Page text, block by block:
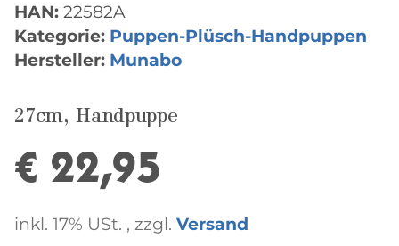
HAN: 22582A
Kategorie: Puppen-Plüsch-Handpuppen
Hersteller: Munabo
27cm, Handpuppe
€ 22,95
inkl. 17% USt. , zzgl. Versand